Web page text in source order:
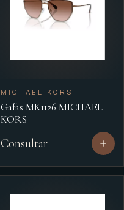
MICHAEL KORS
Gafas MK1126 MICHAEL
KORS
Consultar